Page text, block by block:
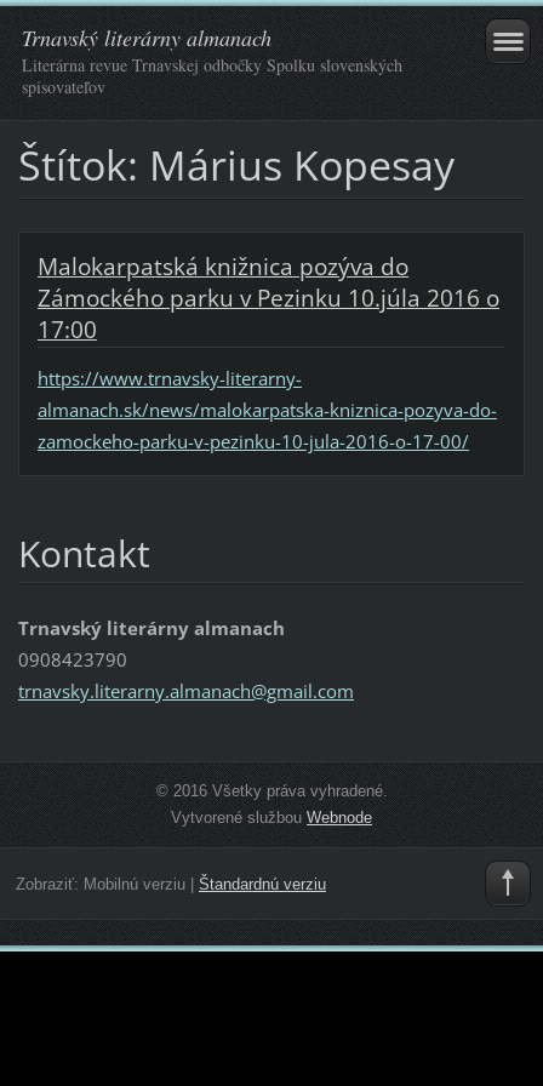
Trnavský literárny almanach
Literárna revue Trnavskej odbočky Spolku slovenských
spisovateľov
Štítok: Márius Kopesay
Malokarpatská knižnica pozýva do
Zámockého parku v Pezinku 10.júla 2016 o
17:00
https://www.trnavsky-literarny-
almanach.sk/news/malokarpatska-kniznica-pozyva-do-
zamockeho-parku-v-pezinku-10-jula-2016-o-17-00/
Kontakt
Trnavský literárny almanach
0908423790
trnavsky.literarny.almanach@gmail.com
© 2016 Všetky práva vyhradené.
Vytvorené službou Webnode
Zobraziť: Mobilnú verziu| Štandardnú verziu